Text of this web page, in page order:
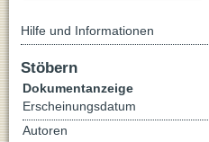
Hilfe und Informationen
Stöbern
Dokumentanzeige
Erscheinungsdatum
Autoren